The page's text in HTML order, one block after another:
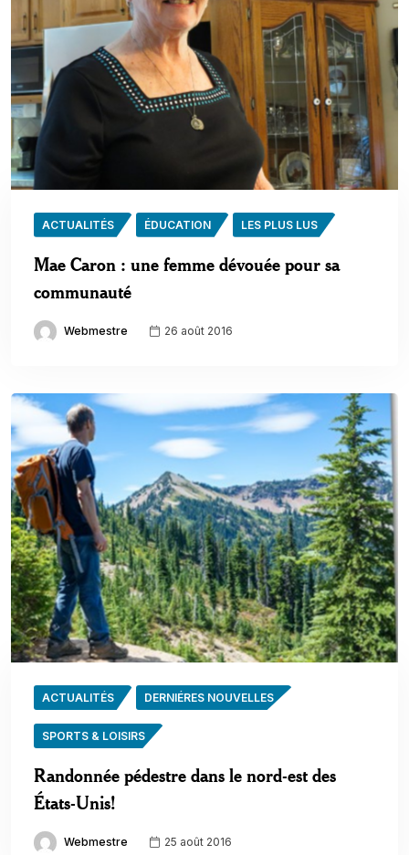
ACTUALITÉS ÉDUCATION LES PLUS LUS
Mae Caron : une femme dévouée pour sa
communauté
Webmestre 26 août 2016
ACTUALITÉS DERNIÉRES NOUVELLES
SPORTS & LOISIRS
Randonnée pédestre dans le nord-est des
États-Unis!
Webmestre 25 août 2016